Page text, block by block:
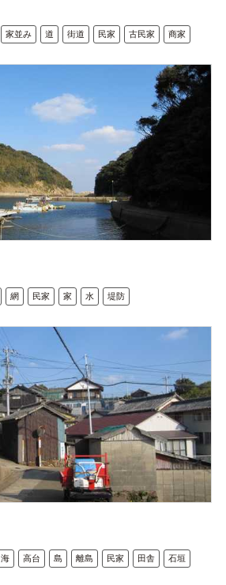
家並み 道 街道 民家 古民家 商家
網 民家 家 水 堤防
海 高台 島 離島 民家 田舎 石垣